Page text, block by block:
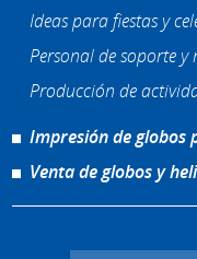
Ideas para fiestas y
Personal de soporte y
Producción de
Impresión de globos
Venta de globos y